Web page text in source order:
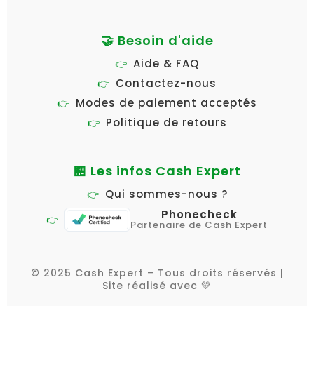
🤝 Besoin d'aide
Aide & FAQ
Contactez-nous
Modes de paiement acceptés
Politique de retours
🏪 Les infos Cash Expert
Qui sommes-nous ?
Phonecheck
Partenaire de Cash Expert
© 2025 Cash Expert – Tous droits réservés |
Site réalisé avec 💚